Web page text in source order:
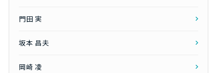
門田 実
坂本 昌夫
岡崎 凌